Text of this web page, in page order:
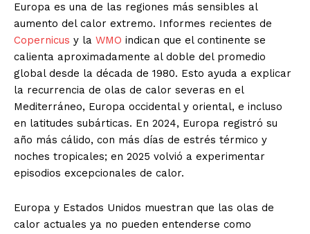
Europa es una de las regiones más sensibles al
aumento del calor extremo. Informes recientes de
Copernicus y la WMO indican que el continente se
calienta aproximadamente al doble del promedio
global desde la década de 1980. Esto ayuda a explicar
la recurrencia de olas de calor severas en el
Mediterráneo, Europa occidental y oriental, e incluso
en latitudes subárticas. En 2024, Europa registró su
año más cálido, con más días de estrés térmico y
noches tropicales; en 2025 volvió a experimentar
episodios excepcionales de calor.
Europa y Estados Unidos muestran que las olas de
calor actuales ya no pueden entenderse como